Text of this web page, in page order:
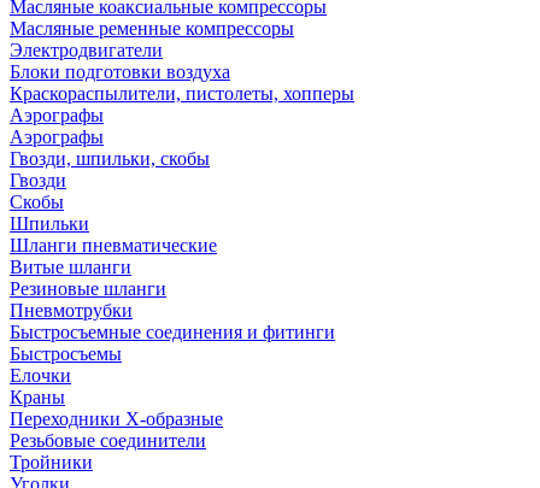
Масляные коаксиальные компрессоры
Масляные ременные компрессоры
Электродвигатели
Блоки подготовки воздуха
Краскораспылители, пистолеты, хопперы
Аэрографы
Аэрографы
Гвозди, шпильки, скобы
Гвозди
Скобы
Шпильки
Шланги пневматические
Витые шланги
Резиновые шланги
Пневмотрубки
Быстросъемные соединения и фитинги
Быстросъемы
Елочки
Краны
Переходники Х-образные
Резьбовые соединители
Тройники
Уголки